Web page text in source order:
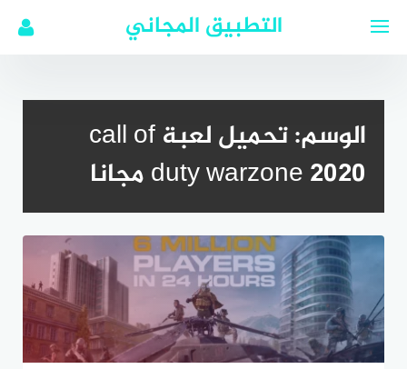
التطبيق المجاني
الوسم:
تحميل لعبة call of
duty warzone 2020 مجانا